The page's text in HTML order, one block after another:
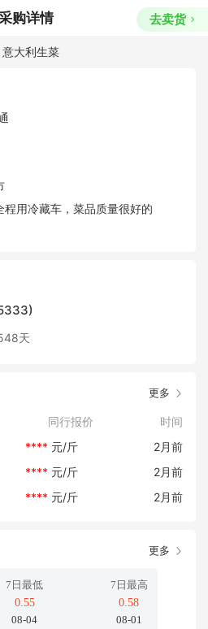
购详情 去卖货
意大利生菜
程用冷藏车，菜品质量很好的
天
更多
同行报价
时间
**** 元/斤
2月前
**** 元/斤
2月前
**** 元/斤 2月前
更多
7日最低
0.55
08-04
7日最高
0.58
08-01